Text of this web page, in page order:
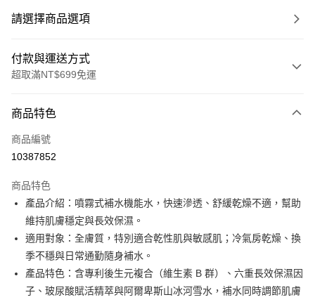
請選擇商品選項
付款與運送方式
超取滿NT$699免運
信用卡一次付款
信用卡分期付款
合作金庫商業銀行
華南商業銀行
彰化商業銀行
上海商業儲蓄銀行
國泰世華商業銀行
兆豐國際商業銀行
臺灣中小企業銀行
匯豐（台灣）商業銀行
華泰商業銀行
聯邦商業銀行
遠東國際商業銀行
元大商業銀行
永豐商業銀行
超商取貨付款
LINE Pay
Apple Pay
悠遊付
商品特色
商品編號
10387852
商品特色
產品介紹：噴霧式補水機能水，快速滲透、舒緩乾燥不適，幫助
維持肌膚穩定與長效保濕。
適用對象：全膚質，特別適合乾性肌與敏感肌；冷氣房乾燥、換
季不穩與日常通勤隨身補水。
產品特色：含專利後生元複合（維生素 B 群）、六重長效保濕因
子、玻尿酸賦活精萃與阿爾卑斯山冰河雪水，補水同時調節肌膚